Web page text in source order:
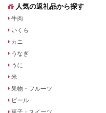
人気の返礼品から探す
牛肉
いくら
カニ
うなぎ
うに
米
果物・フルーツ
ビール